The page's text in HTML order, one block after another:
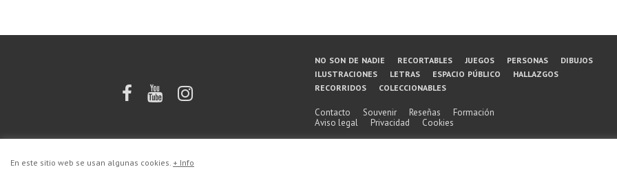
Menú
del
pie
de
no son de nadie recortables juegos personas
dibujos
ilustraciones
letras espacio público
hallazgos
recorridos
coleccionables
Contacto Souvenir Reseñas
Formación
Aviso legal
Privacidad Cookies
En este sitio web se usan algunas cookies. + Info